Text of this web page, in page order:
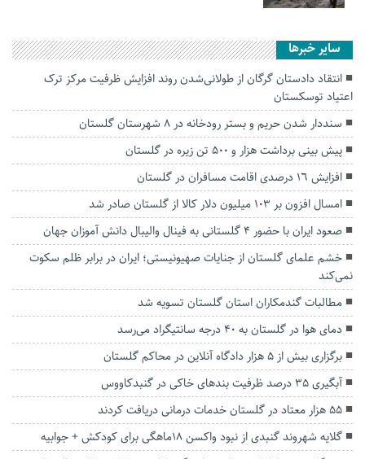
سایر خبرها
انتقاد دادستان گرگان از طولانی‌شدن روند افزایش ظرفیت مرکز ترک
اعتیاد توسکستان
سنددار شدن حریم و بستر رودخانه در ۸ شهرستان گلستان
پیش بینی برداشت هزار و ۵۰۰ تن زیره در گلستان
افزایش ١٦ درصدی اقامت مسافران در گلستان
امسال افزون بر ۱۰۳ میلیون دلار کالا از گلستان صادر شد
صعود ایران با حضور ۴ گلستانی به فینال والیبال دانش آموزان جهان
خشم علمای گلستان از جنایات صهیونیستی؛ ایران در برابر ظلم سکوت
نمی‌کند
مطالبات گندمکاران استان گلستان تسویه شد
دمای هوا در گلستان به ۴۰ درجه سانتیگراد می‌رسد
برگزاری بیش از ۵ هزار دادگاه آنلاین در محاکم گلستان
آبگیری ۳۵ درصد ظرفیت بند‌های خاکی در گنبدکاووس
۵۵ هزار معتاد در گلستان خدمات درمانی دریافت کردند
گلایه شهروند گنبدی از نبود واکسن ۱۸ماهگی برای کودکش + جوابیه